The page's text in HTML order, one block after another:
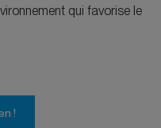
qui favorise le
!